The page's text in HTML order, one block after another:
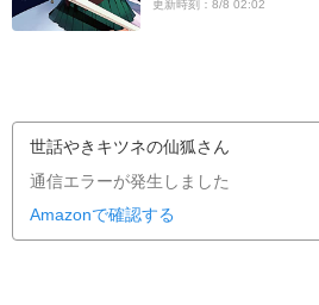
更新時刻：8/8 02:02
世話やきキツネの仙狐さん
通信エラーが発生しました
Amazonで確認する